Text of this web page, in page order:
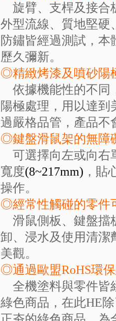
旋臂、支桿及接合
外型流線、質地堅硬
防鏽皆經過測試，
歷久彌新。
◎精緻烤漆及噴砂陽
依據機能性的不同
陽極處理，用以達
過嚴格品管，產品不
◎鍵盤滑鼠架的無障
可選擇向左或向右
寬度(8~217mm) ，貼
操作。
◎經常性觸碰的零件
滑鼠側板、鍵盤擋
卸、浸水及使用清潔
美觀。
◎通過歐盟RoHS環
全機塗料與零件皆
綠色商品，在此HE